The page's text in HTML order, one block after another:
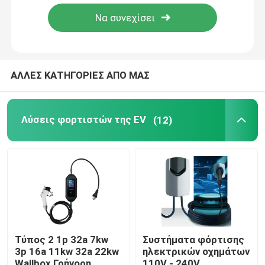
Προϊόντα
Λύσεις φορτιστών της EV
wallbox ev φορτιστές
καλώδιο φόρτισης ev
Σκοινί επέκτασης φορτιστών της EV
ΑΛΛΕΣ ΚΑΤΗΓΟΡΙΕΣ ΑΠΟ ΜΑΣ
Λύσεις φορτιστών της EV (12)
Τύπος 2 1p 32a 7kw
3p 16a 11kw 32a 22kw
Συστήματα φόρτισης
ηλεκτρικών οχημάτων